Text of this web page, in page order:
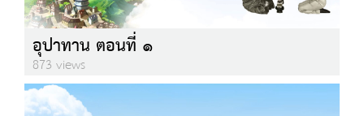
อุปาทาน ตอนที่ ๑
873 views